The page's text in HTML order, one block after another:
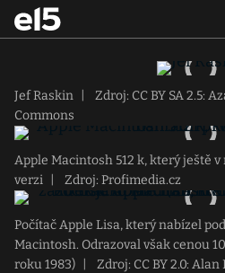
Jef Raskin
Zdroj: CC BY SA 2.5:
Commons
Apple Macintosh 512 k, který ještě
verzi
Zdroj: Profimedia.cz
Počítač Apple Lisa, který nabízel
Macintosh. Odrazoval však cenou
roku 1983)
Zdroj: CC BY 2.0: